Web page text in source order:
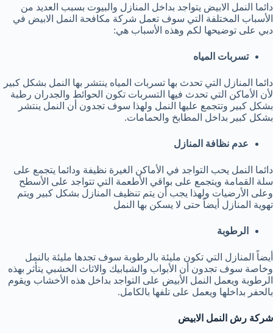
دائما النمل الابيض يتواجد بداخل المنازل والبيوت بسبب العديد من
الأسباب المختلفة التي سوف تعمل شركة مكافحة النمل الابيض في
دبي على توضيحها لكم وهذه الأسباب هي:
تسربات المياه
دائما المنازل التي تحدث بها تسربات المياه ينتشر بها النمل بشكل كبير
لأن الأماكن التي تحدث فيها التسربات تكون الحوائط والجدران رطبة
بشكل كبير وتتجمع عليها النمل ولهذا سوف تجدون أن النمل ينتشر
بشكل كبير بداخل المطابخ والحمامات.
عدم نظافة المنازل
دائما النمل يحب التواجد في الأماكن الغيرة نظيفة ودائما يتجمع على
سلة القمامة ويتجمع على بواقي الأطعمة التي تتواجد على الأسطح
وعلى الأرضيات ولهذا يجب أن يتم تنظيف المنازل بشكل كبير ويتم
تهوية المنازل أيضاً حتى لا يسكن بها النمل
الرطوبة
أيضاً المنازل التي تكون مليئة بالرطوبة سوف تجدها مليئة بالنمل
وخاصة سوف تجدون أن الأبواب والشبابيك والاثاث الخشبي يتأثر بهذه
الرطوبة ويعمل النمل الأبيض على التواجد بداخل هذه الأخشاب ويقوم
بالحفر بداخلها ويعمل على تلفها بالكامل.
شركة رش النمل الابيض